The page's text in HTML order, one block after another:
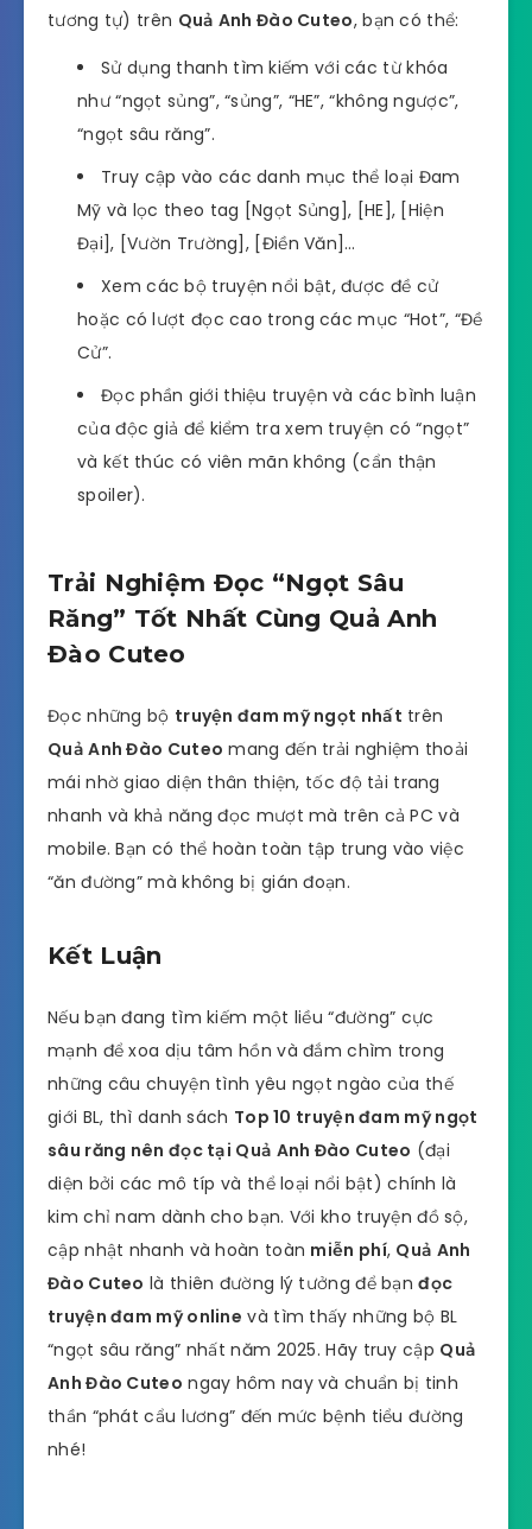
tương tự) trên Quả Anh Đào Cuteo, bạn có thể:
Sử dụng thanh tìm kiếm với các từ khóa
như “ngọt sủng”, “sủng”, “HE”, “không ngược”,
“ngọt sâu răng”.
Truy cập vào các danh mục thể loại Đam
Mỹ và lọc theo tag [Ngọt Sủng], [HE], [Hiện
Đại], [Vườn Trường], [Điền Văn]…
Xem các bộ truyện nổi bật, được đề cử
hoặc có lượt đọc cao trong các mục “Hot”, “Đề
Cử”.
Đọc phần giới thiệu truyện và các bình luận
của độc giả để kiểm tra xem truyện có “ngọt”
và kết thúc có viên mãn không (cẩn thận
spoiler).
Trải Nghiệm Đọc “Ngọt Sâu
Răng” Tốt Nhất Cùng Quả Anh
Đào Cuteo
Đọc những bộ truyện đam mỹ ngọt nhất trên
Quả Anh Đào Cuteo mang đến trải nghiệm thoải
mái nhờ giao diện thân thiện, tốc độ tải trang
nhanh và khả năng đọc mượt mà trên cả PC và
mobile. Bạn có thể hoàn toàn tập trung vào việc
“ăn đường” mà không bị gián đoạn.
Kết Luận
Nếu bạn đang tìm kiếm một liều “đường” cực
mạnh để xoa dịu tâm hồn và đắm chìm trong
những câu chuyện tình yêu ngọt ngào của thế
giới BL, thì danh sách Top 10 truyện đam mỹ ngọt
sâu răng nên đọc tại Quả Anh Đào Cuteo (đại
diện bởi các mô típ và thể loại nổi bật) chính là
kim chỉ nam dành cho bạn. Với kho truyện đồ sộ,
cập nhật nhanh và hoàn toàn miễn phí, Quả Anh
Đào Cuteo là thiên đường lý tưởng để bạnđọc
truyện đam mỹ online và tìm thấy những bộ BL
“ngọt sâu răng” nhất năm 2025. Hãy truy cập Quả
Anh Đào Cuteo ngay hôm nay và chuẩn bị tinh
thần “phát cẩu lương” đến mức bệnh tiểu đường
nhé!